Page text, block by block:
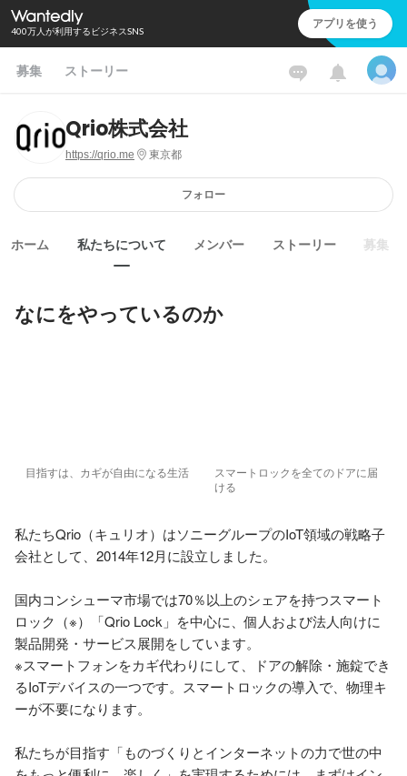
400万人が利用するビジネスSNS アプリを使う
募集 ストーリー
Qrio株式会社
https://qrio.me 東京都
フォロー
ホーム 私たちについて メンバー ストーリー 募集
なにをやっているのか
目指すは、カギが自由になる生活
スマートロックを全てのドアに届
ける
私たちQrio（キュリオ）はソニーグループのIoT領域の戦略子
会社として、2014年12月に設立しました。
国内コンシューマ市場では70％以上のシェアを持つスマート
ロック（※）「Qrio Lock」を中心に、個人および法人向けに
製品開発・サービス展開をしています。
※スマートフォンをカギ代わりにして、ドアの解除・施錠でき
るIoTデバイスの一つです。スマートロックの導入で、物理キ
ーが不要になります。
私たちが目指す「ものづくりとインターネットの力で世の中